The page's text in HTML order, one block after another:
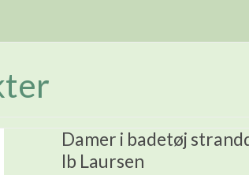
Damer i badetøj
Ib Laursen